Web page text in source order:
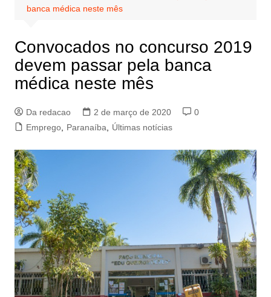
banca médica neste mês
Convocados no concurso 2019
devem passar pela banca
médica neste mês
Da redacao 2 de março de 2020
0
Emprego, Paranaíba Últimas notícias